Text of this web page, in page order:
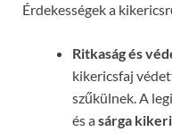
Érdekességek a
Ritkaság és
kikericsfaj
szűkülnek. A
és asárga